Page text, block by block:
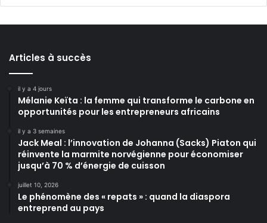
Articles à succès
il y a 4 jours
Mélanie Keïta : la femme qui transforme le carbone en
opportunités pour les entrepreneurs africains
il y a 3 semaines
Jack Meal : l’innovation de Johanna (Sacks) Piaton qui
réinvente la marmite norvégienne pour économiser
jusqu’à 70 % d’énergie de cuisson
juillet 10, 2026
Le phénomène des « repats » : quand la diaspora
entreprend au pays